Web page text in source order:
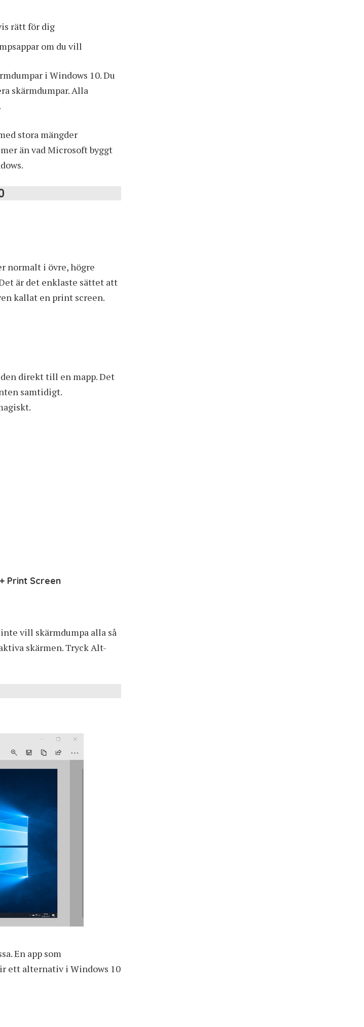
rätt för dig
om du vill
i Windows 10. Du
skärmdumpar. Alla
stora mängder
än vad Microsoft byggt
normalt i övre, högre
är det enklaste sättet att
kallat en print screen.
direkt till en mapp. Det
samtidigt.
Print Screen
vill skärmdumpa alla så
skärmen. Tryck Alt-
. En app som
ett alternativ i Windows 10